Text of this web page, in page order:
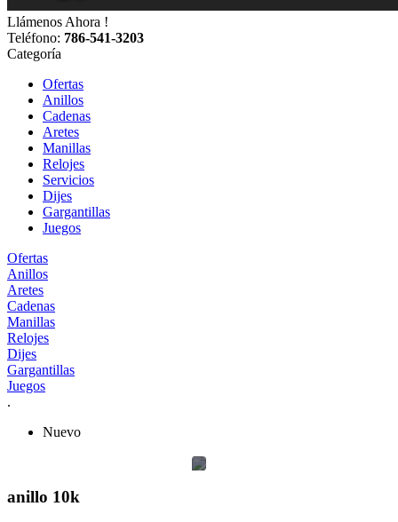
Llámenos Ahora !
Teléfono: 786-541-3203
Categoría
Ofertas
Anillos
Cadenas
Aretes
Manillas
Relojes
Servicios
Dijes
Gargantillas
Juegos
Ofertas
Anillos
Aretes
Cadenas
Manillas
Relojes
Dijes
Gargantillas
Juegos
.
Nuevo
anillo 10k